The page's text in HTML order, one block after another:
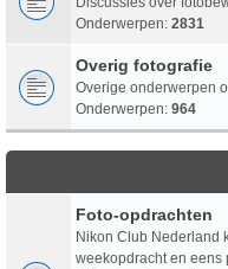
Onderwerpen: 2831
Overig fotografie
Overige onderwerpen
Onderwerpen: 964
Foto-opdrachten
Nikon Club Nederland
weekopdracht en eens